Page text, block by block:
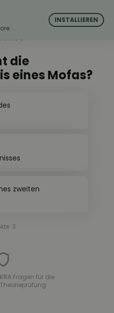
die
eines Mofas?
zweiten
3
Fragen für die
INSTALLIEREN